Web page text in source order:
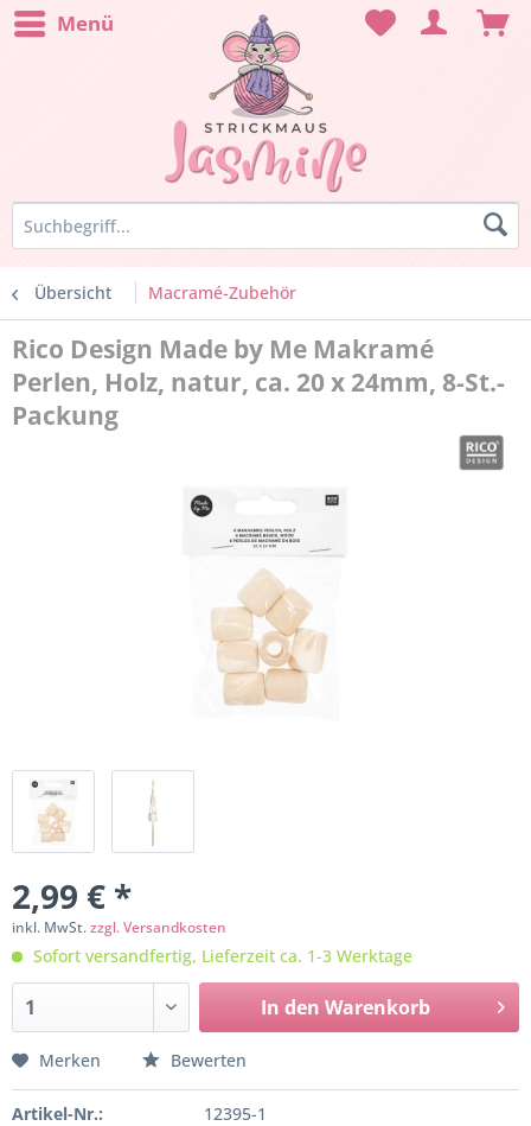
Menü
Übersicht Macramé-Zubehör
Rico Design Made by Me Makramé
Perlen, Holz, natur, ca. 20 x 24mm, 8-St.-
Packung
2,99 € *
inkl. MwSt.zzgl. Versandkosten
Sofort versandfertig, Lieferzeit ca. 1-3 Werktage
In den Warenkorb
Merken Bewerten
Artikel-Nr.: 12395-1